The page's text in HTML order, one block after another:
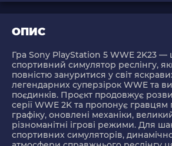
ОПИС
Гра Sony PlayStation 5 WWE 2K23 —
спортивний симулятор реслінгу,
повністю зануритися у світ
легендарних суперзірок WWE та
поєдинків. Проєкт продовжує
серії WWE 2K та пропонує
графіку, оновлені механіки,
різноманітні ігрові режими. Для
спортивних симуляторів,